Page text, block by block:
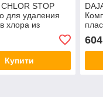
CHLOR STOP
для удаления
хлора из
воды 100
Купити
мл/
604